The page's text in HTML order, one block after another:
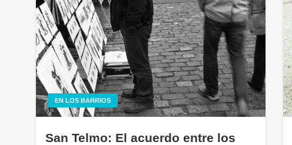
EN LOS BARRIOS
San Telmo: El acuerdo entre los